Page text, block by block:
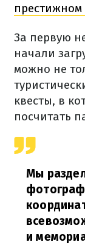
престижном
За первую
начали
можно не
квесты, в
посчитать
Мы
и